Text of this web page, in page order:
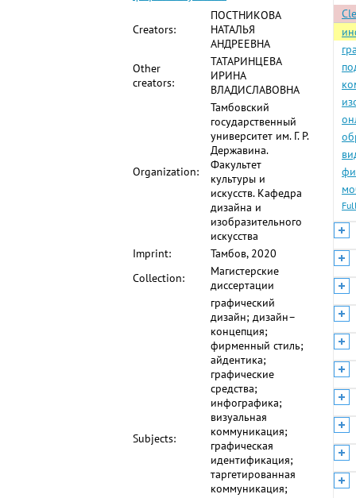
Creators:
ПОСТНИКОВА
НАТАЛЬЯ
АНДРЕЕВНА
Other
creators:
ТАТАРИНЦЕВА
ИРИНА
ВЛАДИСЛАВОВНА
Organization:
Тамбовский
государственный
университет им. Г. Р.
Державина.
Факультет
культуры и
искусств. Кафедра
дизайна и
изобразительного
искусства
Imprint:
Тамбов, 2020
Collection:
Магистерские
диссертации
Subjects:
графический
дизайн; дизайн–
концепция;
фирменный стиль;
айдентика;
графические
средства;
инфографика;
визуальная
коммуникация;
графическая
идентификация;
таргетированная
коммуникация;